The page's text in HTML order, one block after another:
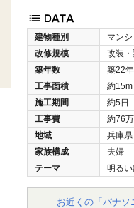
建物種別
マン
改修規模
改装
築年数
築22年
工事面積
約15m
施工期間
約5日
工事費
約76
地域
兵庫県
家族構成
夫婦
テーマ
明る
お近くの「パナ